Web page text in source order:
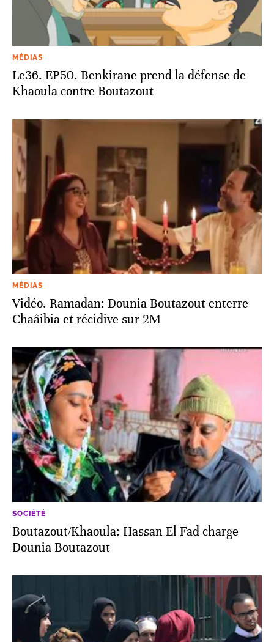
MÉDIAS
Le36. EP50. Benkirane prend la défense de
Khaoula contre Boutazout
MÉDIAS
Vidéo. Ramadan: Dounia Boutazout enterre
Chaâibia et récidive sur 2M
SOCIÉTÉ
Boutazout/Khaoula: Hassan El Fad charge
Dounia Boutazout